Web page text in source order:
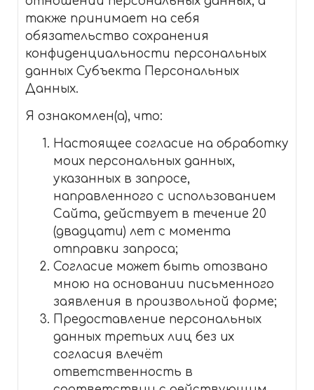
также принимает на себя
обязательство сохранения
конфиденциальности персональных
данных Субъекта Персональных
Данных.
Я ознакомлен(а), что:
Настоящее согласие на обработку
моих персональных данных,
указанных в запросе,
направленного с использованием
Cайта, действует в течение 20
(двадцати) лет с момента
отправки запроса;
Согласие может быть отозвано
мною на основании письменного
заявления в произвольной форме;
Предоставление персональных
данных третьих лиц без их
согласия влечёт
ответственность в